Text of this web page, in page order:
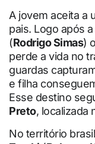
A jovem aceita a
pais. Logo após
(Rodrigo Simas)
perde a vida no
guardas
e filha
Esse destino
Preto, localizada
No território